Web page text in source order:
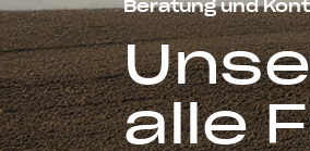
Beratung und
alle